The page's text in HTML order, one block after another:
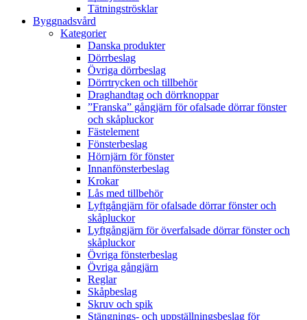
Tätningströsklar
Byggnadsvård
Kategorier
Danska produkter
Dörrbeslag
Övriga dörrbeslag
Dörrtrycken och tillbehör
Draghandtag och dörrknoppar
”Franska” gångjärn för ofalsade dörrar fönster
och skåpluckor
Fästelement
Fönsterbeslag
Hörnjärn för fönster
Innanfönsterbeslag
Krokar
Lås med tillbehör
Lyftgångjärn för ofalsade dörrar fönster och
skåpluckor
Lyftgångjärn för överfalsade dörrar fönster och
skåpluckor
Övriga fönsterbeslag
Övriga gångjärn
Reglar
Skåpbeslag
Skruv och spik
Stängnings- och uppställningsbeslag för